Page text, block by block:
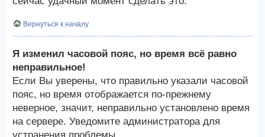
Вернуться к началу
Я изменил часовой пояс, но время всё равно
неправильное!
Если Вы уверены, что правильно указали часовой
пояс, но время отображается по-прежнему
неверное, значит, неправильно установлено время
на сервере. Уведомите администратора для
устранения проблемы.